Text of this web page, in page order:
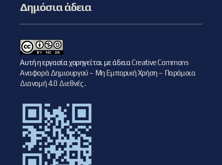
Δημόσια άδεια
Αυτή η εργασία χορηγείται με άδειαCreative Commons
Αναφορά Δημιουργού – Μη Εμπορική Χρήση – Παρόμοια
Διανομή 4.0 Διεθνές.